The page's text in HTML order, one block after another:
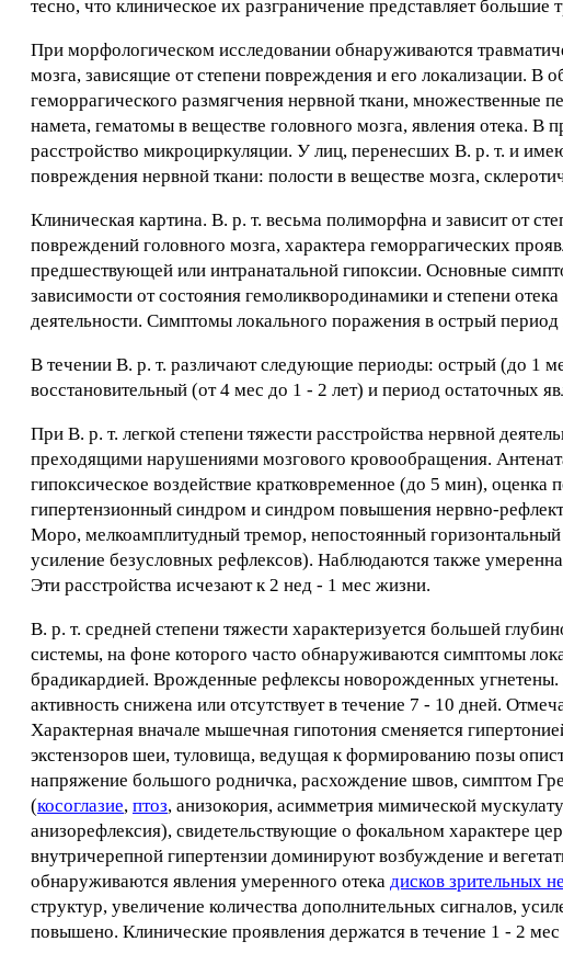
тесно, что клиническое их разграничение представляет большие
При морфологическом исследовании обнаруживаются
мозга, зависящие от степени повреждения и его локализации. В
геморрагического размягчения нервной ткани, множественные
намета, гематомы в веществе головного мозга, явления отека.
расстройство микроциркуляции. У лиц, перенесших В. р. т. и
повреждения нервной ткани: полости в веществе мозга,
Клиническая картина. В. р. т. весьма полиморфна и зависит от
повреждений головного мозга, характера геморрагических
предшествующей или интранатальной гипоксии. Основные
зависимости от состояния гемоликвородинамики и степени
деятельности. Симптомы локального поражения в острый
В течении В. р. т. различают следующие периоды: острый (до 1
восстановительный (от 4 мес до 1 - 2 лет) и период остаточных
При В. р. т. легкой степени тяжести расстройства нервной
преходящими нарушениями мозгового кровообращения.
гипоксическое воздействие кратковременное (до 5 мин),
гипертензионный синдром и синдром повышения нервно-
Моро, мелкоамплитудный тремор, непостоянный
усиление безусловных рефлексов). Наблюдаются также
Эти расстройства исчезают к 2 нед - 1 мес жизни.
В. р. т. средней степени тяжести характеризуется большей
системы, на фоне которого часто обнаруживаются симптомы
брадикардией. Врожденные рефлексы новорожденных
активность снижена или отсутствует в течение 7 - 10 дней.
Характерная вначале мышечная гипотония сменяется
экстензоров шеи, туловища, ведущая к формированию позы
напряжение большого родничка, расхождение швов, симптом
(косоглазие, птоз, анизокория, асимметрия мимической
анизорефлексия), свидетельствующие о фокальном характере
внутричерепной гипертензии доминируют возбуждение и
обнаруживаются явления умеренного отека дисков зрительных
структур, увеличение количества дополнительных сигналов,
повышено. Клинические проявления держатся в течение 1 - 2 мес